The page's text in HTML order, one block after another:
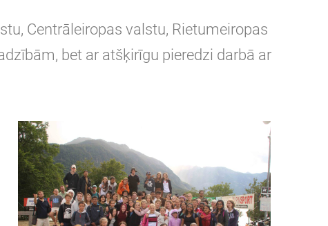
Centrāleiropas valstu, Rietumeiropas
bet ar atšķirīgu pieredzi darbā ar